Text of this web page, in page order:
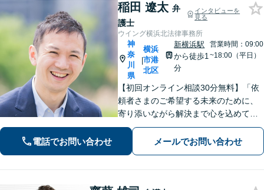
稲田 遼太 弁
護士
インタビューを
見る
ウイング横浜北法律事務所
神
奈
川
県
|
横浜
市港
北区
新横浜駅
から徒歩1
分
営業時間：09:00
~18:00（平日）
【初回オンライン相談30分無料】「依
頼者さまのご希望する未来のために、
寄り添いながら解決まで心を込めて対
応します」不動産契約や売買、家賃滞
納など不動産トラブル／離婚協議や調
停など離婚問題／相続・遺言も対応
電話でお問い合わせ メールでお問い合わせ